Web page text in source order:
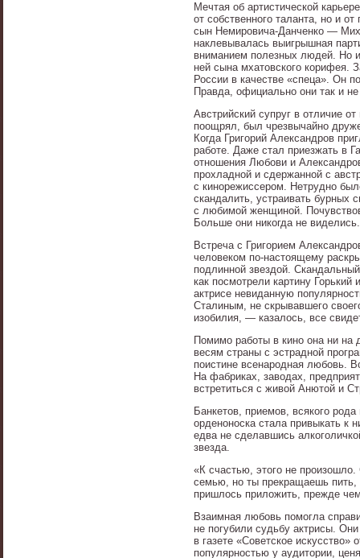
Мечтая об артистической
от собственного таланта, но и
сын Немировича-Данченко —
наклевывалась выигрышная
вниманием полезных людей. Но
ней сына мхатовского корифея.
России в качестве «спеца». Он
Правда, официально они так и
Австрийский супруг в отличие
поощрял, был чрезвычайно
Когда Григорий Александров
работе. Даже стал приезжать в
отношения Любови и
прохладной и сдержанной с
с кинорежиссером. Нетрудно
скандалить, устраивать бурных
с любимой женщиной.
Больше они никогда не
Встреча с Григорием
человеком по-настоящему
подлинной звездой.
как посмотрели картину
актрисе невиданную
Сталиным, не скрывавшего
изобилия, — казалось, все
Помимо работы в кино она ни на
весям страны с эстрадной
поистине всенародная любовь.
На фабриках, заводах,
встретиться с живой Анютой и
Банкетов, приемов, всякого
орденоноска стала привыкать к
едва не сделавшись
звезда.
«К счастью, этого не
семью, но ты прекращаешь пить,
пришлось приложить, прежде
Взаимная любовь помогла
не погубили судьбу актрисы.
в газете «Советское
популярностью у аудитории,